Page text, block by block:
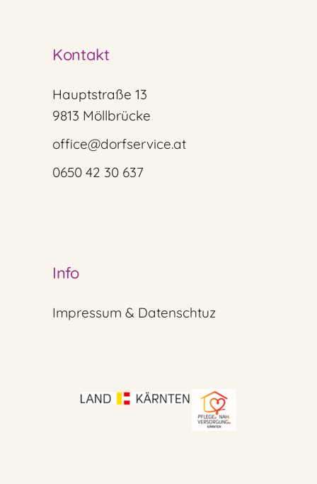
Kontakt
Hauptstraße 13
9813 Möllbrücke
office@dorfservice.at
0650 42 30 637
Info
Impressum & Datenschtuz